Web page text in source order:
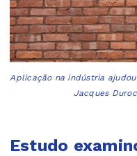
Aplicação na indústria
Jacques
Estudo